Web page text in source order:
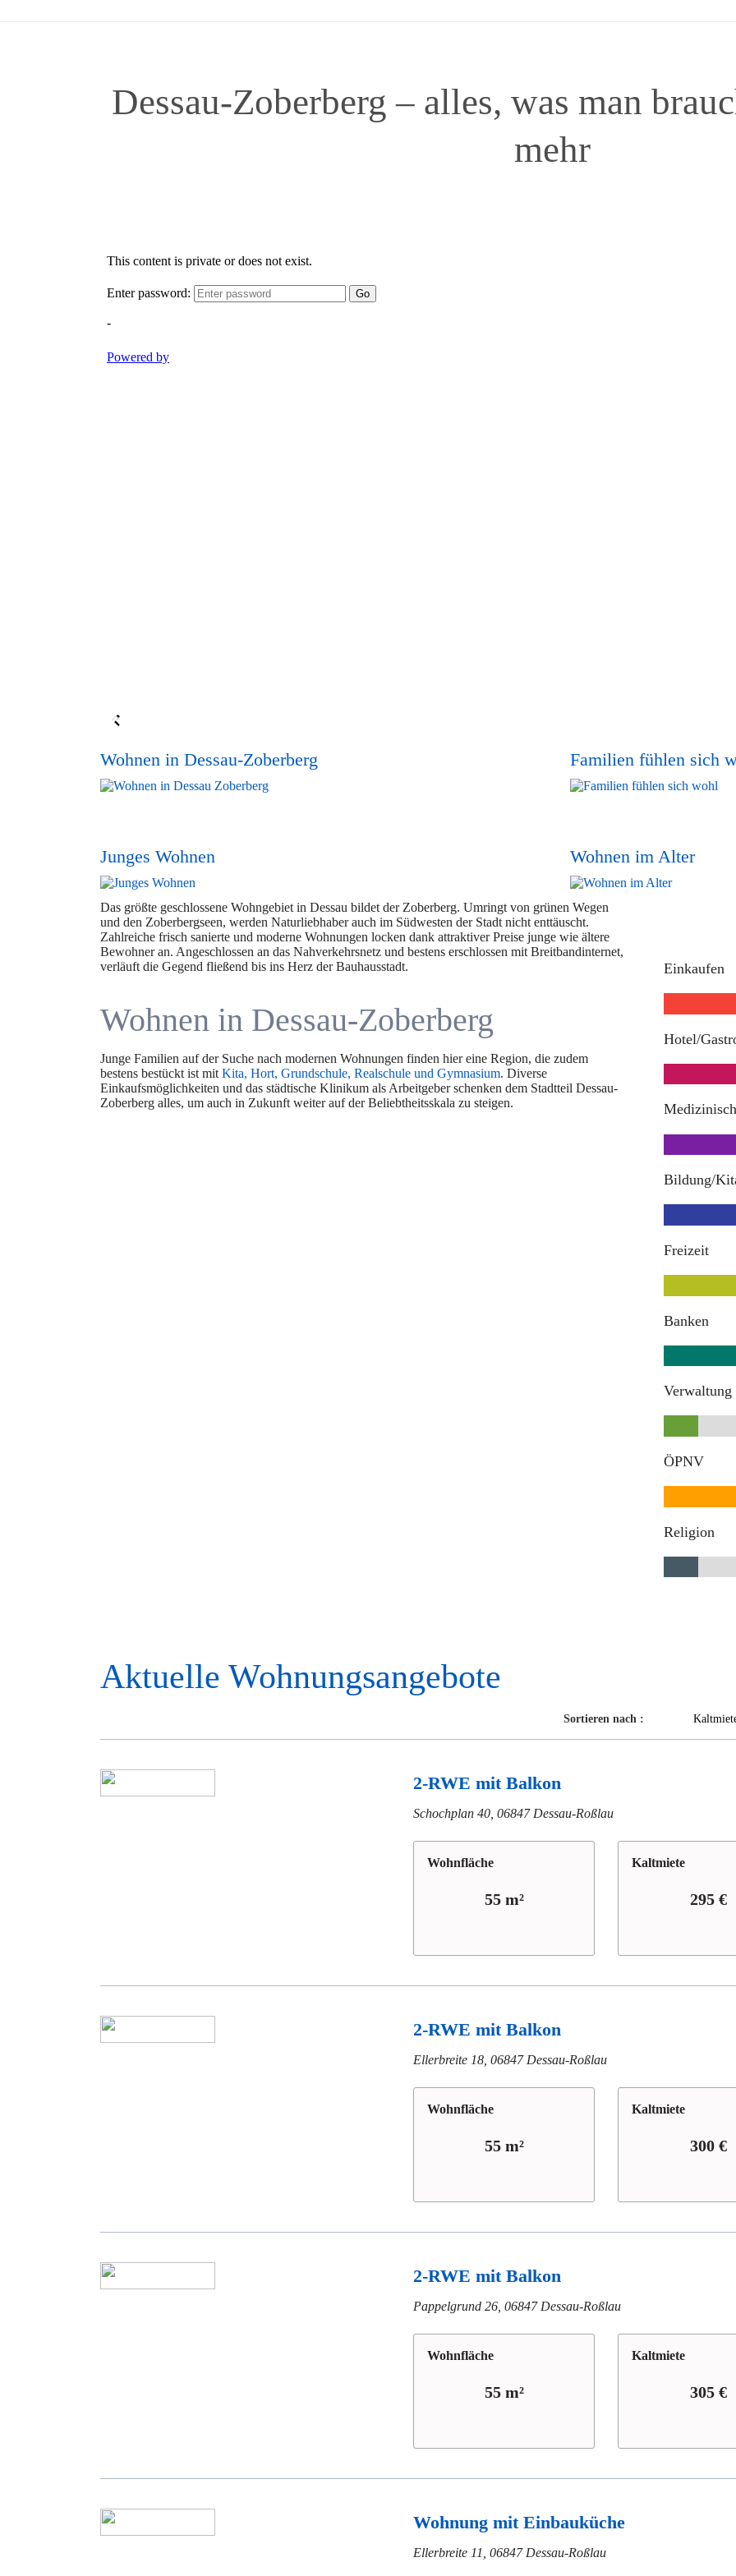
Dessau-Zoberberg – alles, was man
mehr
Wohnen in Dessau-Zoberberg Familien fühlen sich
Junges Wohnen Wohnen im Alter
Das größte geschlossene Wohngebiet in Dessau bildet der Zoberberg. Umringt von grünen Wegen
und den Zoberbergseen, werden Naturliebhaber auch im Südwesten der Stadt nicht enttäuscht.
Zahlreiche frisch sanierte und moderne Wohnungen locken dank attraktiver Preise junge wie ältere
Bewohner an. Angeschlossen an das Nahverkehrsnetz und bestens erschlossen mit Breitbandinternet,
verläuft die Gegend fließend bis ins Herz der Bauhausstadt.
Wohnen in Dessau-Zoberberg
Junge Familien auf der Suche nach modernen Wohnungen finden hier eine Region, die zudem
bestens bestückt ist mit Kita, Hort, Grundschule, Realschule und Gymnasium. Diverse
Einkaufsmöglichkeiten und das städtische Klinikum als Arbeitgeber schenken dem Stadtteil Dessau-
Zoberberg alles, um auch in Zukunft weiter auf der Beliebtheitsskala zu steigen.
Einkaufen
Hotel/
Bildung/
Freizeit
Banken
Verwaltung
ÖPNV
Religion
Aktuelle Wohnungsangebote
Sortieren nach :
2-RWE mit Balkon
Schochplan 40, 06847 Dessau-Roßlau
Wohn­fläche
55 m²
Kaltmiete
295 €
2-RWE mit Balkon
Ellerbreite 18, 06847 Dessau-Roßlau
Wohn­fläche
55 m²
Kaltmiete
300 €
2-RWE mit Balkon
Pappelgrund 26, 06847 Dessau-Roßlau
Wohn­fläche
55 m²
Kaltmiete
305 €
Wohnung mit Einbauküche
Ellerbreite 11, 06847 Dessau-Roßlau